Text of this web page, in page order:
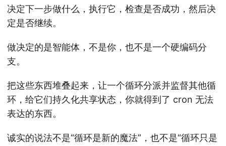
决定下一步做什么，执行它，检查是否成功，然后决
定是否继续。
做决定的是智能体，不是你，也不是一个硬编码分
支。
把这些东西堆叠起来，让一个循环分派并监督其他循
环，给它们持久化共享状态，你就得到了 cron 无法
表达的东西。
诚实的说法不是“循环是新的魔法”，也不是“循环只是